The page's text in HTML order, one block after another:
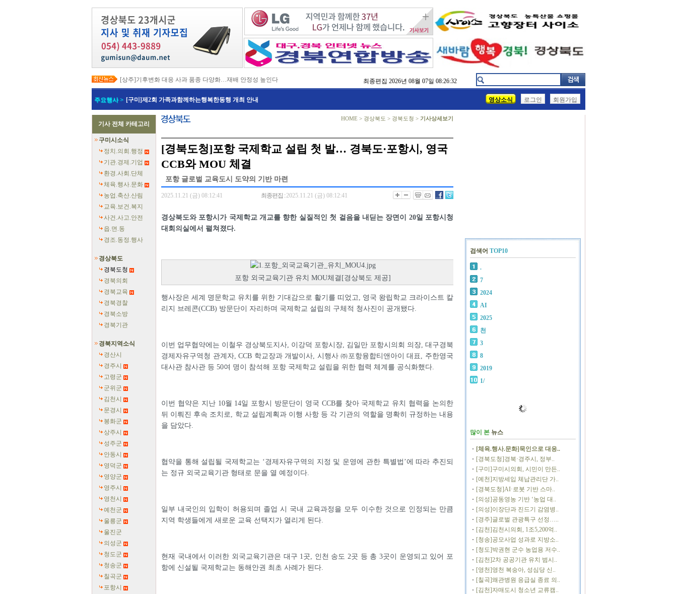
[상주]기후변화 대응 사과 품종 다양화…재배 안정성 높인다
[봉화]‘K-베트남 밸리 특구’ 최종 지정…3,476억 투입
[김천]지방세입 체납관리단 본격 가동…맞춤형 징수 나선다
[고령]가뭄 장기화 총력 대응…농업용수 확보 긴급 지원
[경주]경주역 KTX·KTX-이음 증편…수도권 접근성 높인다
[경북교육청]‘수리력+ 웹 콘텐츠’ 개발…맞춤형 수학 학습 지원
[경북도청]‘말산업 특구’ 키운다…한국마사회 영천 유치 공동전선
[구미]예능 타고 뜬 구미 관광…‘갓 튀긴 라면’ 판매량 6배 껑충
[경북교육청]일본 방위백서 독도 영유권 주장 강력 규탄
최종편집 2026년 08월 07일 08:26:32
주요행사 > [구미]제2회 가족과함께하는행복한동행 개최 안내 영상소식 로그인 회원가입
기사 전체 카테고리
구미시소식
정치.의회.행정
기관.경제.기업
환경.사회.단체
체육.행사.문화
농업.축산.산림
교육.보건.복지
사건.사고.안전
읍.면.동
경조.동정.행사
경상북도
경북도청
경북의회
경북교육
경북경찰
경북소방
경북기관
경북지역소식
경산시
경주시
고령군
군위군
김천시
문경시
봉화군
상주시
성주군
안동시
영덕군
영양군
영주시
영천시
예천군
울릉군
울진군
의성군
청도군
청송군
칠곡군
포항시
HOME > 경상북도 > 경북도청 > 기사상세보기
[경북도청]포항 국제학교 설립 첫 발… 경북도·포항시, 영국
CCB와 MOU 체결
포항 글로벌 교육도시 도약의 기반 마련
2025.11.21 (금) 08:12:41 최종편집 :2025.11.21 (금) 08:12:41
경상북도와 포항시가 국제학교 개교를 향한 실질적인 첫 걸음을 내딛는 장면이 20일 포항시청
대회의실에서 펼쳐졌다.
포항 외국교육기관 유치 MOU체결[경상북도 제공]
행사장은 세계 명문학교 유치를 위한 기대감으로 활기를 띠었고, 영국 왕립학교 크라이스트 칼
리지 브레콘(CCB) 방문단이 자리하며 국제학교 설립의 구체적 청사진이 공개됐다.
이번 업무협약에는 이철우 경상북도지사, 이강덕 포항시장, 김일만 포항시의회 의장, 대구경북
경제자유구역청 관계자, CCB 학교장과 개발이사, 시행사 ㈜포항융합티앤아이 대표, 주한영국
대사관 참사관 등 50여 명이 참석해 포항 국제학교 설립을 위한 협력 체계를 공식화했다.
이번 협약은 지난 10월 14일 포항시 방문단이 영국 CCB를 찾아 국제학교 유치 협력을 논의한
뒤 이뤄진 후속 조치로, 학교 설립계획과 이행 사항 등 각 기관의 역할을 명확히 규정하는 내용
을 담았다.
협약을 통해 설립될 국제학교는 ‘경제자유구역의 지정 및 운영에 관한 특별법’에 따라 추진되
는 정규 외국교육기관 형태로 문을 열 예정이다.
일부 내국인의 입학이 허용되며 졸업 시 국내 교육과정을 모두 이수한 것으로 인정되는 만큼
지역 학생들에게 새로운 교육 선택지가 열리게 된다.
현재 국내에서 이러한 외국교육기관은 대구 1곳, 인천 송도 2곳 등 총 3곳이 운영되고 있어 포
항에 신설될 국제학교는 동해안권 최초 사례가 된다.
검색어 TOP10
.
7
2024
AI
2025
천
3
8
2019
1/
많이 본 뉴스
[체육.행사.문화]묵인으로 대응..
[경북도청]경북·경주시, 정부..
[구미]구미시의회, 시민이 만든..
[예천]지방세입 체납관리단 가..
[경북도청]AI·로봇 기반 스마..
[의성]공동영농 기반 ‘농업 대..
[의성]이장단과 진드기 감염병..
[경주]글로벌 관광특구 선정…..
[김천]김천시의회, 1조5,200억..
[청송]공모사업 성과로 지방소..
[청도]박권현 군수 농업용 저수..
[김천]2차 공공기관 유치 범시..
[영천]영천 복숭아, 성심당 신..
[칠곡]왜관병원 응급실 종료 의..
[김천]자매도시 청소년 교류캠..